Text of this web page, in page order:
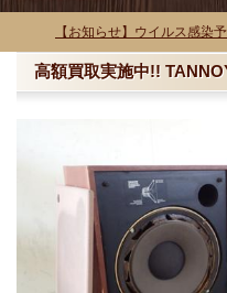
【お知らせ】ウイルス感染
高額買取実施中!!